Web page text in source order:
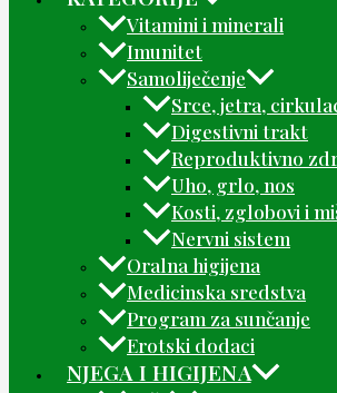
Vitamini i minerali
Imunitet
Samoliječenje
Srce, jetra,
Digestivni trakt
Reproduktivno
Uho, grlo, nos
Kosti, zglobovi i
Nervni sistem
Oralna higijena
Medicinska sredstva
Program za sunčanje
Erotski dodaci
NJEGA I HIGIJENA